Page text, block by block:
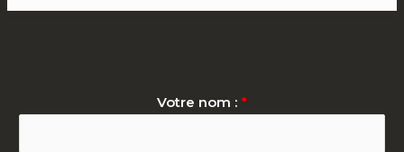
Votre nom : *